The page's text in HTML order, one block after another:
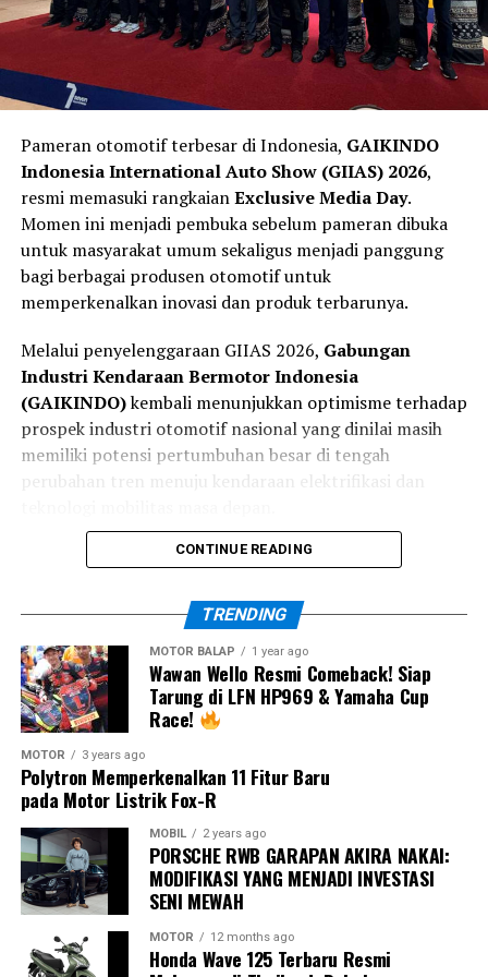
Menurutnya, tampil di kandang sendiri memang
memberikan keuntungan berupa pemahaman karakter
cuaca tropis yang sudah sangat dikenal oleh pembalap
nasional.
Namun, keuntungan tersebut tidak otomatis menjamin
hasil maksimal. Persaingan tetap ditentukan oleh
kesiapan motor, strategi tim, konsistensi pembalap,
serta kemampuan beradaptasi terhadap perubahan
Selain itu, para pembalap luar negeri kini juga telah
beberapa kali tampil di Mandalika sehingga tingkat
adaptasi mereka terhadap karakter sirkuit semakin baik.
Hal inilah yang membuat persaingan pada putaran
keempat ARRC 2026 diprediksi berlangsung semakin
Integrated Power Brake. Sistem ini membantu
memberikan tekanan pengereman secara otomatis
sebagai bentuk asistensi kepada pengemudi. Teknologi
tersebut tidak mengambil alih kendali kendaraan,
dampak kecelakaan dapat diminimalkan.
Keselamatan Aktif Menjadi Standar
Kendaraan Masa Depan
Director of Mobility Solution Bosch Indonesia, Bernard
Simanjuntak, menjelaskan bahwa perkembangan
teknologi otomotif kini tidak lagi hanya berfokus pada
penambahan fitur, tetapi bagaimana sistem tersebut
mampu memberikan bantuan yang tepat pada waktu
yang tepat.
Menurutnya, meningkatnya kompleksitas lalu lintas
membuat teknologi keselamatan aktif menjadi
kebutuhan penting untuk mendukung pengemudi dalam
berbagai kondisi berkendara.
Konsep ini juga sejalan dengan target Perserikatan
Bangsa-Bangsa (PBB) yang mendorong peningkatan
standar keselamatan kendaraan secara global pada
Pameran otomotif terbesar di Indonesia, GAIKINDO
Indonesia International Auto Show (GIIAS) 2026,
resmi memasuki rangkaianExclusive Media Day.
Momen ini menjadi pembuka sebelum pameran dibuka
untuk masyarakat umum sekaligus menjadi panggung
bagi berbagai produsen otomotif untuk
memperkenalkan inovasi dan produk terbarunya.
Melalui penyelenggaraan GIIAS 2026, Gabungan
Industri Kendaraan Bermotor Indonesia
(GAIKINDO)kembali menunjukkan optimisme terhadap
prospek industri otomotif nasional yang dinilai masih
memiliki potensi pertumbuhan besar di tengah
perubahan tren menuju kendaraan elektrifikasi dan
Exclusive Media Day juga menjadi kesempatan bagi
media untuk melihat lebih dekat berbagai peluncuran
kendaraan baru, teknologi terkini, hingga strategi para
pabrikan dalam menghadapi persaingan industri
otomotif yang semakin kompetitif.
CONTINUE READING
TRENDING
MOTOR BALAP 1 year ago
Wawan Wello Resmi Comeback! Siap
Tarung di LFN HP969 & Yamaha Cup
Race!
MOTOR 3 years ago
Polytron Memperkenalkan 11 Fitur Baru
pada Motor Listrik Fox-R
MOBIL 2 years ago
PORSCHE RWB GARAPAN AKIRA NAKAI:
MODIFIKASI YANG MENJADI INVESTASI
SENI MEWAH
MOTOR 12 months ago
Honda Wave 125 Terbaru Resmi